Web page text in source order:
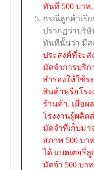
ทันที 500 บาท.
กรณีลูกค้าเรีย
ปรากฏว่าบริษั
ทันทีนั้นว่า มีส
ประสงค์ที่จะส่
มัดจำการบริก
สำรองให้ใช้ร
สินค้าหรือโร
ร้านค้า. เมื่อผ
โรงงานผู้ผลิต
มัดจำที่เก็บมา
สภาพ 500 บา
ได้ แบตเตอรี่
มัดจำ 500 บา